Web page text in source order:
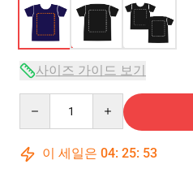
사이즈 가이드 보기
이 세일은 04: 25: 53